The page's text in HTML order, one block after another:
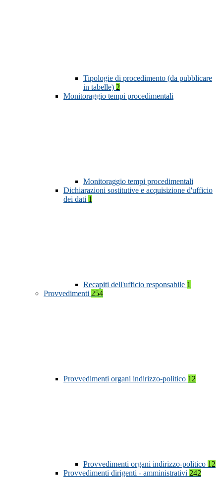
Tipologie di procedimento (da pubblicare
in tabelle) 2
Monitoraggio tempi procedimentali
Monitoraggio tempi procedimentali
Dichiarazioni sostitutive e acquisizione d'ufficio
dei dati 1
Recapiti dell'ufficio responsabile 1
Provvedimenti 254
Provvedimenti organi indirizzo-politico 12
Provvedimenti organi indirizzo-politico 12
Provvedimenti dirigenti - amministrativi 242